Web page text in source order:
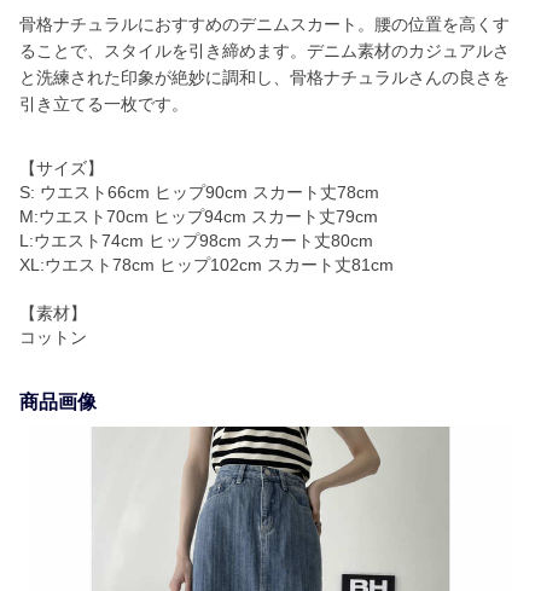
骨格ナチュラルにおすすめのデニムスカート。腰の位置を高くす
ることで、スタイルを引き締めます。デニム素材のカジュアルさ
と洗練された印象が絶妙に調和し、骨格ナチュラルさんの良さを
引き立てる一枚です。
【サイズ】
S: ウエスト66cm ヒップ90cm スカート丈78cm
M:ウエスト70cm ヒップ94cm スカート丈79cm
L:ウエスト74cm ヒップ98cm スカート丈80cm
XL:ウエスト78cm ヒップ102cm スカート丈81cm
【素材】
コットン
商品画像